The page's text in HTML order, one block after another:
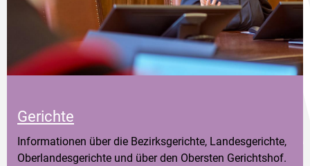
Gerichte
Informationen über die Bezirksgerichte, Landesgerichte,
Oberlandesgerichte und über den Obersten Gerichtshof.